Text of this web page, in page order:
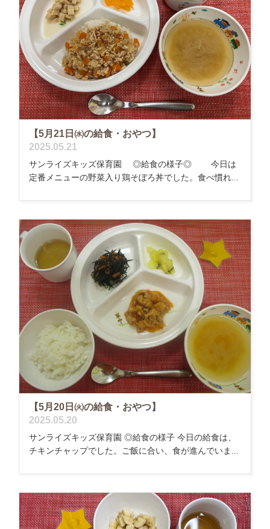
【5月21日㈬の給食・おやつ】
2025.05.21
サンライズキッズ保育園 ◎給食の様子◎ 今日は
定番メニューの野菜入り鶏そぼろ丼でした。食べ慣れ...
【5月20日㈫の給食・おやつ】
2025.05.20
サンライズキッズ保育園 ◎給食の様子 今日の給食は、
チキンチャップでした。ご飯に合い、食が進んでいま...